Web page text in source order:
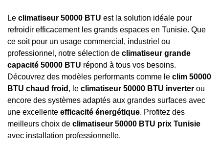
Le climatiseur 50000 BTU est la solution idéale pour
refroidir efficacement les grands espaces en Tunisie. Que
ce soit pour un usage commercial, industriel ou
professionnel, notre sélection de climatiseur grande
capacité 50000 BTU répond à tous vos besoins.
Découvrez des modèles performants comme le clim 50000
BTU chaud froid , le climatiseur 50000 BTU inverter ou
encore des systèmes adaptés aux grandes surfaces avec
une excellente efficacité énergétique. Profitez des
meilleurs choix de climatiseur 50000 BTU prix Tunisie
avec installation professionnelle.